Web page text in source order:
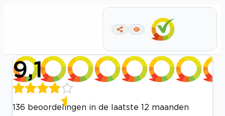
9,1
136 beoordelingen in de laatste 12 maanden